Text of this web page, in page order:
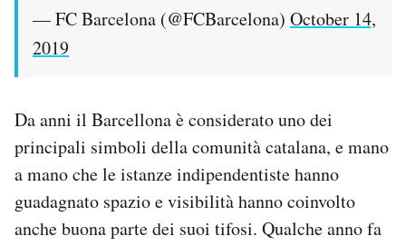
— FC Barcelona (@FCBarcelona) October 14,
2019
Da anni il Barcellona è considerato uno dei
principali simboli della comunità catalana, e mano
a mano che le istanze indipendentiste hanno
guadagnato spazio e visibilità hanno coinvolto
anche buona parte dei suoi tifosi. Qualche anno fa